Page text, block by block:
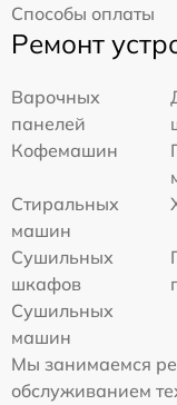
Способы оплаты
Ремонт
Варочных
панелей
Кофемашин
Стиральных
машин
Сушильных
шкафов
Сушильных
машин
Мы занимаемся
обслуживанием